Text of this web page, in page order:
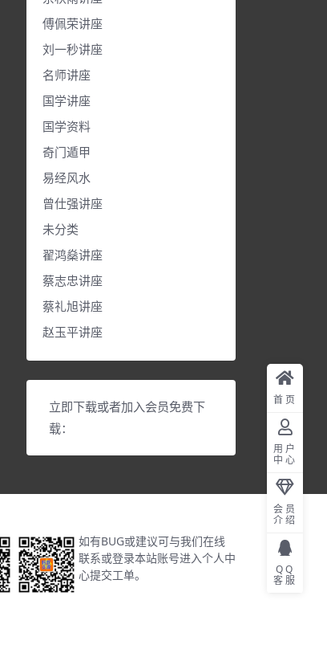
傅佩荣讲座
刘一秒讲座
名师讲座
国学讲座
国学资料
奇门遁甲
易经风水
曾仕强讲座
未分类
翟鸿燊讲座
蔡志忠讲座
蔡礼旭讲座
赵玉平讲座
立即下载或者加入会员免费下
载：
如有BUG或建议可与我们在线
联系或登录本站账号进入个人中
心提交工单。
首页
用户
中心
会员
介绍
QQ
客服